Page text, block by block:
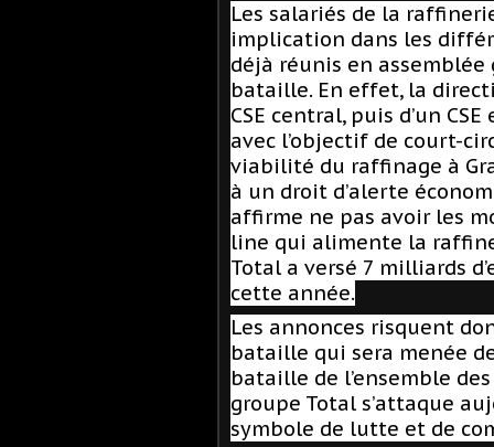
Les salariés de la
implication dans les
déjà réunis en assemblée
bataille. En effet, la
CSE central, puis d’un
avec l’objectif de court-
viabilité du raffinage à
à un droit d’alerte
affirme ne pas avoir les
line qui alimente la
Total a versé 7 milliards
cette année.
Les annonces risquent
bataille qui sera menée
bataille de l’ensemble
groupe Total s’attaque
symbole de lutte et de